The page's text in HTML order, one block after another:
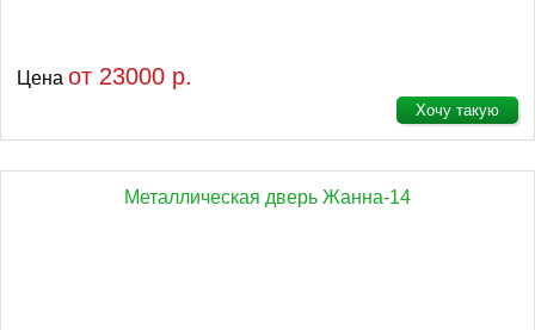
Цена от 23000 р.
Хочу такую
Металлическая дверь Жанна-14